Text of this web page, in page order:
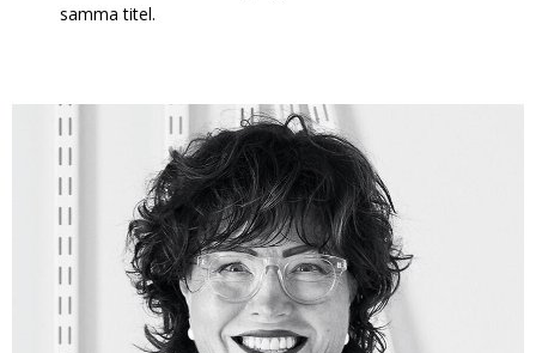
samma titel.